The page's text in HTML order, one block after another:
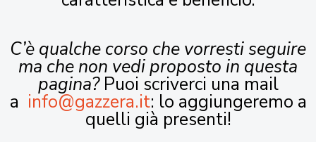
C’è qualche corso che vorresti seguire
ma che non vedi proposto in questa
pagina?Puoi scriverci una mail
a info@gazzera.it: lo aggiungeremo a
quelli già presenti!